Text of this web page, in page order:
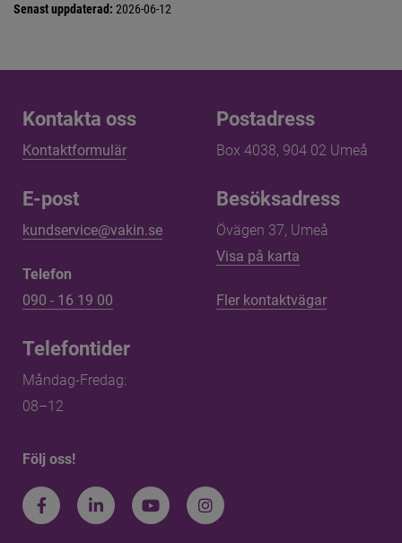
Senast uppdaterad: 2026-06-12
Kontakta oss
Kontakta oss
Kontaktformulär
E-post
kundservice@vakin.se
Telefon
090 - 16 19 00
Telefontider
Måndag-Fredag:
08–12
Postadress
Box 4038, 904 02 Umeå
Besöksadress
Övägen 37, Umeå
Visa på karta
Fler kontaktvägar
Följ oss!
Facebook LinkedIn Youtube